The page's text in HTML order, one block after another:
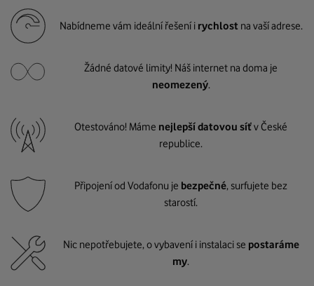
Nabídneme vám ideální řešení i rychlost na vaší adrese.
Žádné datové limity! Náš internet na doma je
neomezený.
Otestováno! Máme nejlepší datovou síťv České
republice.
Připojení od Vodafonu je bezpečné, surfujete bez
starostí.
Nic nepotřebujete, o vybavení i instalaci se postaráme
my.